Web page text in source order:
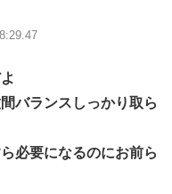
バランスしっかり取ら
必要になるのにお前ら